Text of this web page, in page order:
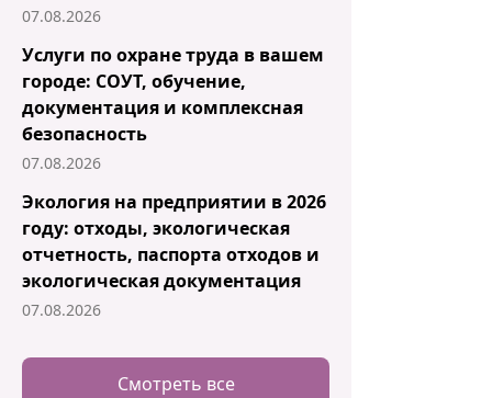
07.08.2026
Услуги по охране труда в вашем
городе: СОУТ, обучение,
документация и комплексная
безопасность
07.08.2026
Экология на предприятии в 2026
году: отходы, экологическая
отчетность, паспорта отходов и
экологическая документация
07.08.2026
Смотреть все